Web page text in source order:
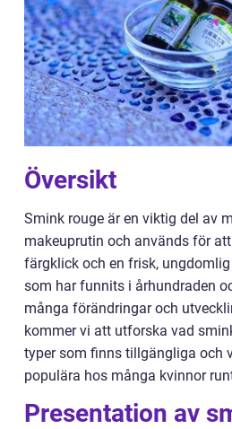
Översikt
Smink rouge är en viktig del av
makeuprutin och används för
färgklick och en frisk,
som har funnits i århundraden
många förändringar och
kommer vi att utforska vad
typer som finns tillgängliga och
populära hos många kvinnor
Presentation av